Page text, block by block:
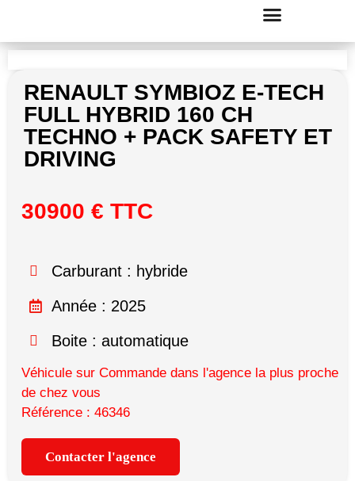
RENAULT SYMBIOZ E-TECH
FULL HYBRID 160 CH
TECHNO + PACK SAFETY ET
DRIVING
30900 € TTC
Carburant : hybride
Année : 2025
Boite : automatique
Véhicule sur Commande dans l'agence la plus proche
de chez vous
Référence : 46346
Contacter l'agence